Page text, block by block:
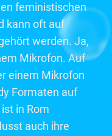
feministischen
kann oft auf
werden. Ja,
Mikrofon. Auf
einem Mikrofon
Formaten auf
in Rom
auch ihre